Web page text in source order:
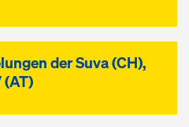
der Suva (CH),
(AT)